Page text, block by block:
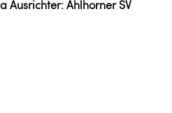
Ausrichter: Ahlhorner SV